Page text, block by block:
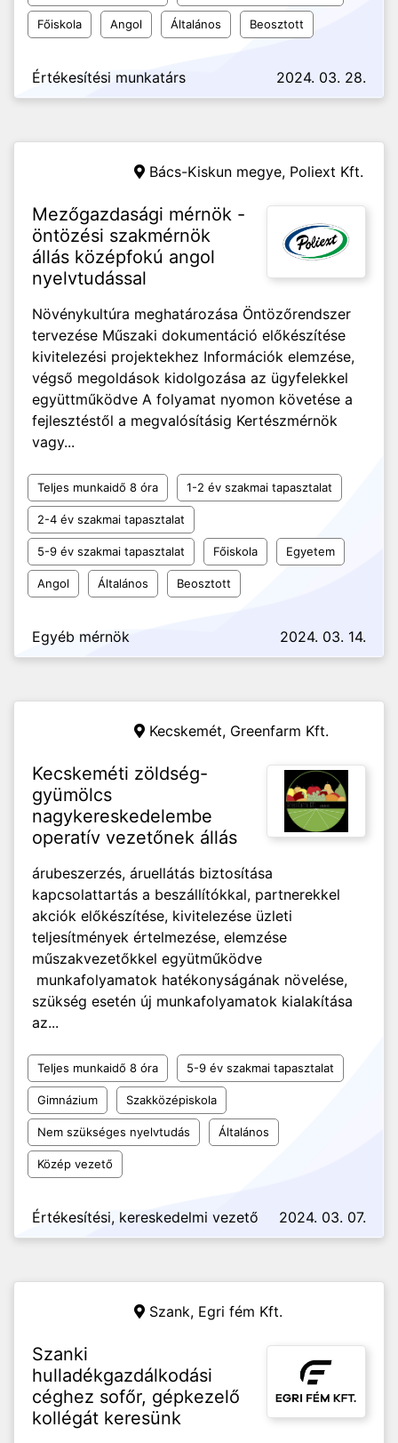
Főiskola Angol Általános Beosztott
Értékesítési munkatárs 2024. 03. 28.
Bács-Kiskun megye, Poliext Kft.
Mezőgazdasági mérnök -
öntözési szakmérnök
állás középfokú angol
nyelvtudással
Növénykultúra meghatározása Öntözőrendszer
tervezése Műszaki dokumentáció előkészítése
kivitelezési projektekhez Információk elemzése,
végső megoldások kidolgozása az ügyfelekkel
együttműködve A folyamat nyomon követése a
fejlesztéstől a megvalósításig Kertészmérnök
vagy...
Teljes munkaidő 8 óra 1-2 év szakmai tapasztalat
2-4 év szakmai tapasztalat
5-9 év szakmai tapasztalat Főiskola Egyetem
Angol Általános Beosztott
Egyéb mérnök 2024. 03. 14.
Kecskemét, Greenfarm Kft.
Kecskeméti zöldség-
gyümölcs
nagykereskedelembe
operatív vezetőnek állás
árubeszerzés, áruellátás biztosítása
kapcsolattartás a beszállítókkal, partnerekkel
akciók előkészítése, kivitelezése üzleti
teljesítmények értelmezése, elemzése
műszakvezetőkkel együtműködve
munkafolyamatok hatékonyságának növelése,
szükség esetén új munkafolyamatok kialakítása
az...
Teljes munkaidő 8 óra 5-9 év szakmai tapasztalat
Gimnázium Szakközépiskola
Nem szükséges nyelvtudás Általános
Közép vezető
Értékesítési, kereskedelmi vezető 2024. 03. 07.
Szank, Egri fém Kft.
Szanki
hulladékgazdálkodási
céghez sofőr, gépkezelő
kollégát keresünk